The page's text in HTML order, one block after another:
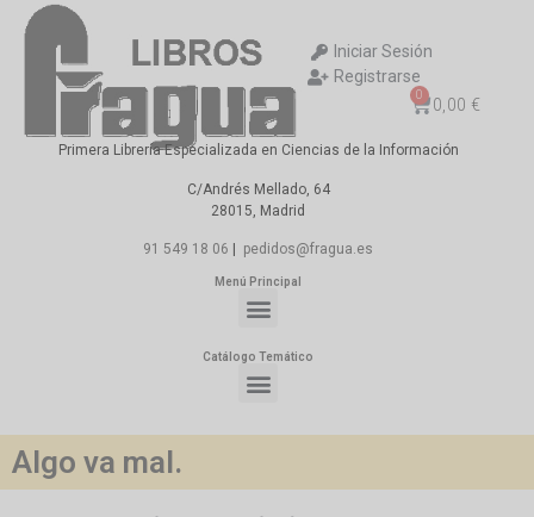
Iniciar Sesión
Registrarse
0,00 €
0
Primera Librería Especializada en Ciencias de la Información
C/Andrés Mellado, 64
28015, Madrid
91 549 18 06 pedidos@fragua.es
Menú Principal
Catálogo Temático
Algo va mal.